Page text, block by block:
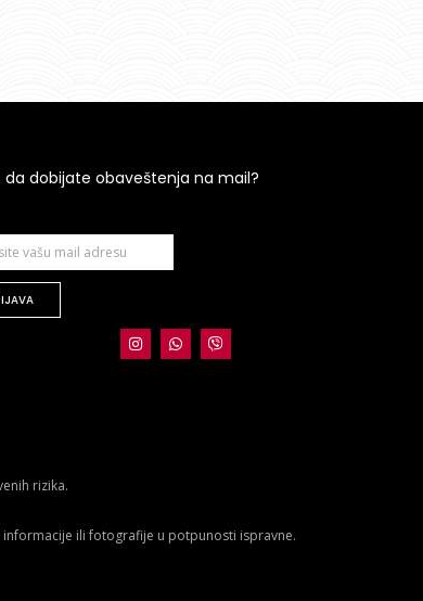
da dobijate obaveštenja na mail?
rizika.
informacije ili fotografije u potpunosti ispravne.